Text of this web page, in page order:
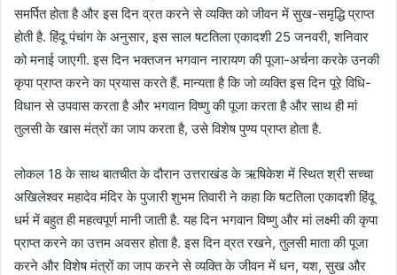
समर्पित होता है और इस दिन व्रत करने से व्यक्ति को जीवन में सुख-समृद्धि प्राप्त
होती है. हिंदू पंचांग के अनुसार, इस साल षटतिला एकादशी 25 जनवरी, शनिवार
को मनाई जाएगी. इस दिन भक्तजन भगवान नारायण की पूजा-अर्चना करके उनकी
कृपा प्राप्त करने का प्रयास करते हैं. मान्यता है कि जो व्यक्ति इस दिन पूरे विधि-
विधान से उपवास करता है और भगवान विष्णु की पूजा करता है और साथ ही मां
तुलसी के खास मंत्रों का जाप करता है, उसे विशेष पुण्य प्राप्त होता है.
लोकल 18 के साथ बातचीत के दौरान उत्तराखंड के ऋषिकेश में स्थित श्री सच्चा
अखिलेश्वर महादेव मंदिर के पुजारी शुभम तिवारी ने कहा कि षटतिला एकादशी हिंदू
धर्म में बहुत ही महत्वपूर्ण मानी जाती है. यह दिन भगवान विष्णु और मां लक्ष्मी की कृपा
प्राप्त करने का उत्तम अवसर होता है. इस दिन व्रत रखने, तुलसी माता की पूजा
करने और विशेष मंत्रों का जाप करने से व्यक्ति के जीवन में धन, यश, सुख और